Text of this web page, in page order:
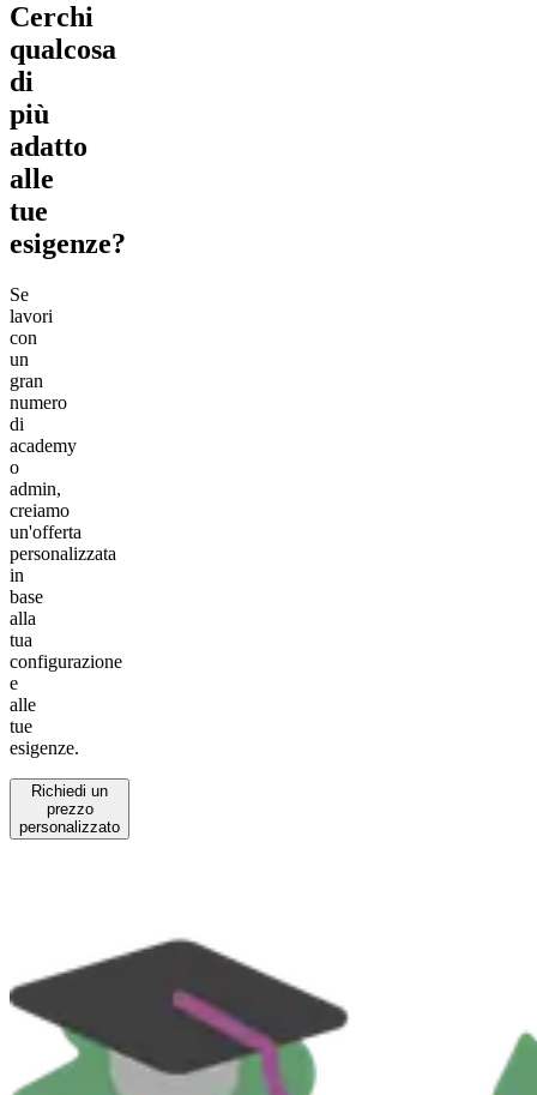
Cerchi
qualcosa
di
più
adatto
alle
tue
esigenze?
Se
lavori
con
un
gran
numero
di
academy
o
admin,
creiamo
un'offerta
personalizzata
in
base
alla
tua
configurazione
e
alle
tue
esigenze.
Richiedi un
prezzo
personalizzato